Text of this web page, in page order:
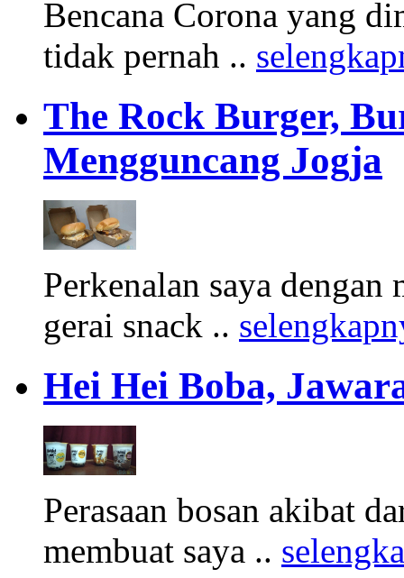
Bencana Corona yang
tidak pernah ..
The Rock Burger,
Mengguncang Jogja
Perkenalan saya
gerai snack ..
Hei Hei Boba,
Perasaan bosan akibat
membuat saya ..